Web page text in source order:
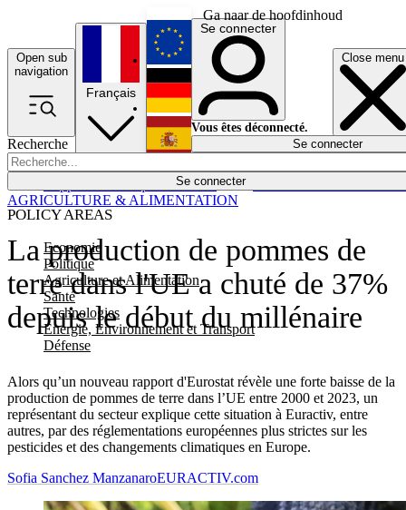
Ga naar de hoofdinhoud
Open sub
navigation
Close menu
Recherche
Se connecter
POLICY AREAS
Economie
Politique
Agriculture et Alimentation
Santé
Technologies
Energie, Environnement et Transport
Défense
Économie
Français
English
Deutsch
Español
Se connecter
Vous êtes déconnecté.
Se connecter
La production de pommes de
terre dans l'UE a chuté de 37%
depuis le début du millénaire
Alors qu’un nouveau rapport d'Eurostat révèle une forte baisse de la
production de pommes de terre dans l’UE entre 2000 et 2023, un
représentant du secteur explique cette situation à Euractiv, entre
autres, par des réglementations européennes plus strictes sur les
pesticides et des changements climatiques en Europe.
AGRICULTURE & ALIMENTATION
Sofia Sanchez ManzanaroEURACTIV.com